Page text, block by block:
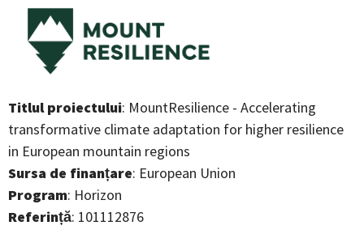
Titlul proiectului: MountResilience - Accelerating
transformative climate adaptation for higher resilience
in European mountain regions
Sursa de finanțare: European Union
Program: Horizon
Referință: 101112876